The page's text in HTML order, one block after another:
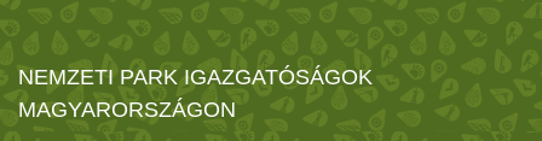
NEMZETI PARK IGAZGATÓSÁGOK
MAGYARORSZÁGON